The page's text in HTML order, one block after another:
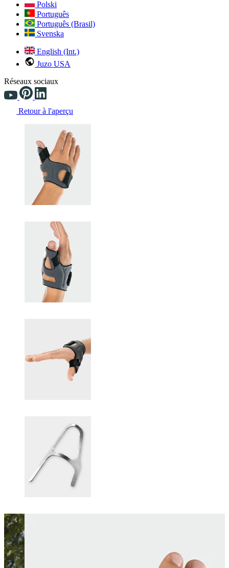
Polski
Português
Português (Brasil)
Svenska
English (Int.)
Juzo USA
Réseaux sociaux
Retour à l'aperçu